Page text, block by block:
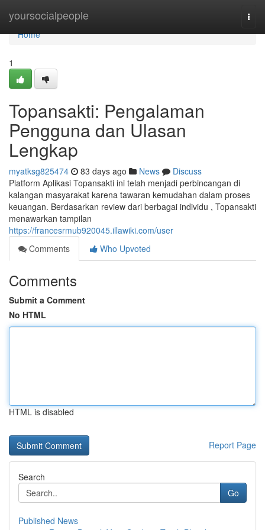
yoursocialpeople
Home
Home
1
Topansakti: Pengalaman
Pengguna dan Ulasan
Lengkap
myatksg825474 83 days ago News
Discuss
Platform Aplikasi Topansakti ini telah menjadi perbincangan di
kalangan masyarakat karena tawaran kemudahan dalam proses
keuangan. Berdasarkan review dari berbagai individu , Topansakti
menawarkan tampilan
https://francesrmub920045.illawiki.com/user
Comments
Who Upvoted
Comments
Submit a Comment
No HTML
HTML is disabled
Report Page
Search
Go
Published News